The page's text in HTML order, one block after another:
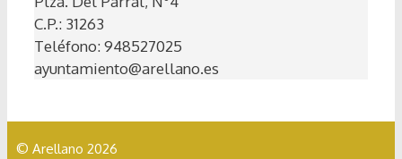
C.P.: 31263
Teléfono: 948527025
ayuntamiento@arellano.es
© Arellano 2026